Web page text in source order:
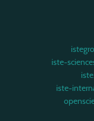
iste-
iste-